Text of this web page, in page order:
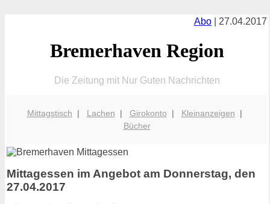
Abo | 27.04.2017
Bremerhaven Region
Die Zeitung mit Nur Guten Nachrichten
Mittagstisch | Lachen | Girokonto | Kleinanzeigen |
Bücher
Mittagessen im Angebot am Donnerstag, den
27.04.2017